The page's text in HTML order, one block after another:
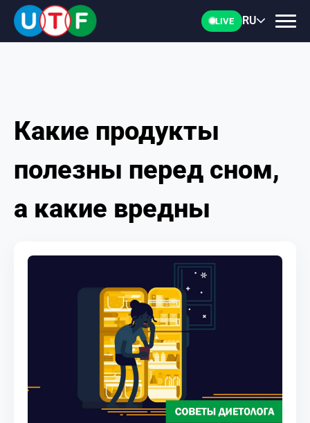
LIVE RU
ГЛАВНАЯ
ФТУ
НОВОСТИ
КОНТАКТЫ
Какие продукты
полезны перед сном,
а какие вредны